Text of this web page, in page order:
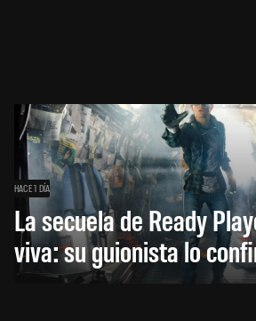
HACE 1 DÍA
La secuela de Ready
viva: su guionista lo